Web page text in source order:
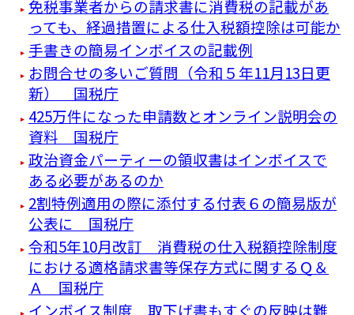
免税事業者からの請求書に消費税の記載があ
っても、経過措置による仕入税額控除は可能か
手書きの簡易インボイスの記載例
お問合せの多いご質問（令和５年11月13日更
新） 国税庁
425万件になった申請数とオンライン説明会の
資料 国税庁
政治資金パーティーの領収書はインボイスで
ある必要があるのか
2割特例適用の際に添付する付表６の簡易版が
公表に 国税庁
令和5年10月改訂 消費税の仕入税額控除制度
における適格請求書等保存方式に関するＱ＆
Ａ 国税庁
インボイス制度 取下げ書もすぐの反映は難